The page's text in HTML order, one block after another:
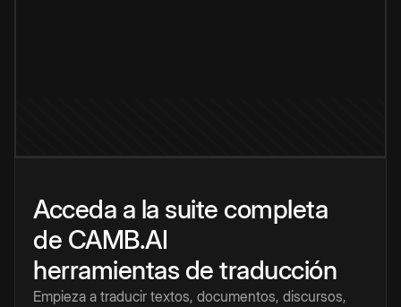
Acceda a la suite completa
de CAMB.AI
herramientas de traducción
Empieza a traducir textos, documentos, discursos,